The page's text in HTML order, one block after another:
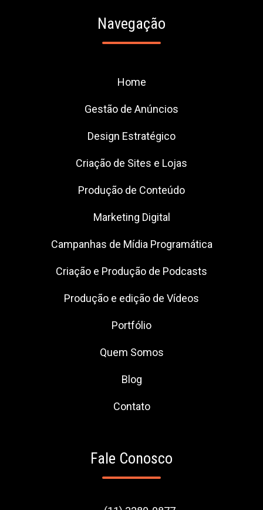
Navegação
Home
Gestão de Anúncios
Design Estratégico
Criação de Sites e Lojas
Produção de Conteúdo
Marketing Digital
Campanhas de Mídia Programática
Criação e Produção de Podcasts
Produção e edição de Vídeos
Portfólio
Quem Somos
Blog
Contato
Fale Conosco